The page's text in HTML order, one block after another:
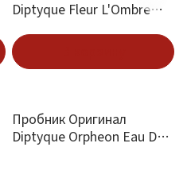
Diptyque Fleur L'Ombre
Пробник Оригинал
Diptyque Orpheon Eau De